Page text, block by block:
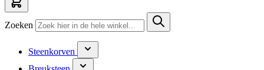
Zoeken
Steenkorven